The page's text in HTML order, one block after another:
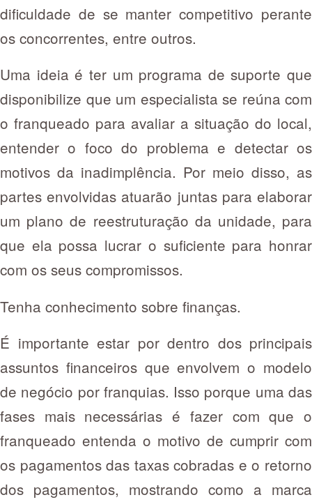
dificuldade de se manter competitivo perante
os concorrentes, entre outros.
Uma ideia é ter um programa de suporte que
disponibilize que um especialista se reúna com
o franqueado para avaliar a situação do local,
entender o foco do problema e detectar os
motivos da inadimplência. Por meio disso, as
partes envolvidas atuarão juntas para elaborar
um plano de reestruturação da unidade, para
que ela possa lucrar o suficiente para honrar
com os seus compromissos.
Tenha conhecimento sobre finanças.
É importante estar por dentro dos principais
assuntos financeiros que envolvem o modelo
de negócio por franquias. Isso porque uma das
fases mais necessárias é fazer com que o
franqueado entenda o motivo de cumprir com
os pagamentos das taxas cobradas e o retorno
dos pagamentos, mostrando como a marca